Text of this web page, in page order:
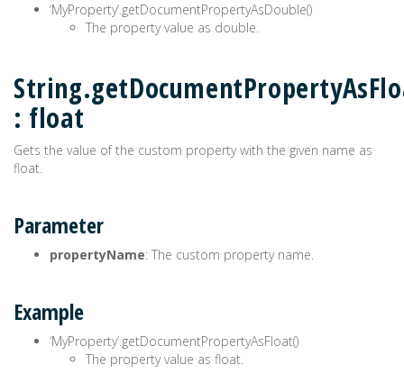
‘MyProperty’.getDocumentPropertyAsDouble()
The property value as double.
: float
Gets the value of the custom property with the given name as
float.
Parameter
propertyName: The custom property name.
Example
‘MyProperty’.getDocumentPropertyAsFloat()
The property value as float.